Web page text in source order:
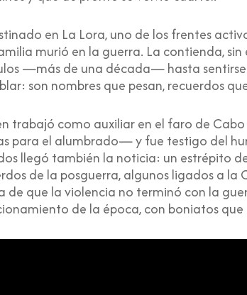
en La Lora, uno de los frentes
murió en la guerra. La contienda,
—más de una década— hasta
son nombres que pesan, recuerdos
trabajó como auxiliar en el faro de
para el alumbrado— y fue testigo del
llegó también la noticia: un estrépito
de la posguerra, algunos ligados a
de que la violencia no terminó con la
de la época, con boniatos